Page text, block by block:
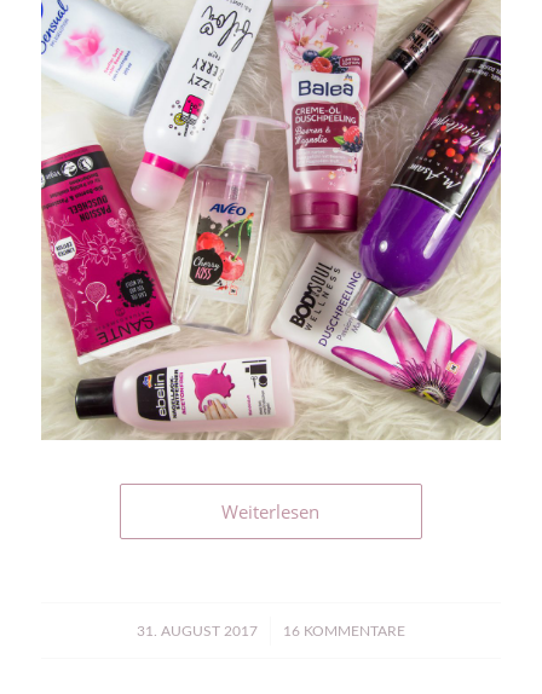
Weiterlesen
31. AUGUST 2017
/ 16 KOMMENTARE